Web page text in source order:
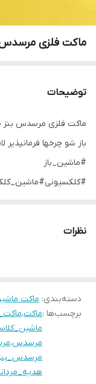
ماکت فلزی مرسدس بنز ۱۸۰ دیزل
توضیحات
باز شو چرخها
#ماشین_باز
نظرات
دسته‌بندی: ماکت
برچسب‌ها :ماکت،
مرسدس،